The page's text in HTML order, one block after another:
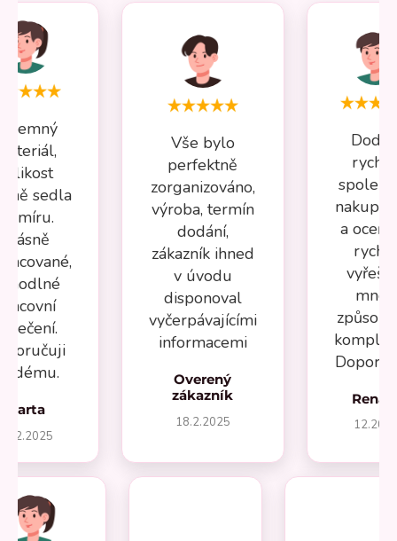
sedla
míru.
Krásně
Marta
Vše bylo
perfektně
zorganizováno,
výroba, termín
dodání,
zákazník ihned
v úvodu
disponoval
vyčerpávajícími
informacemi
Overený
zákazník
18.2.2025
a
mnou